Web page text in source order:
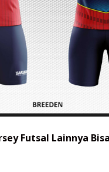
Futsal Lainnya